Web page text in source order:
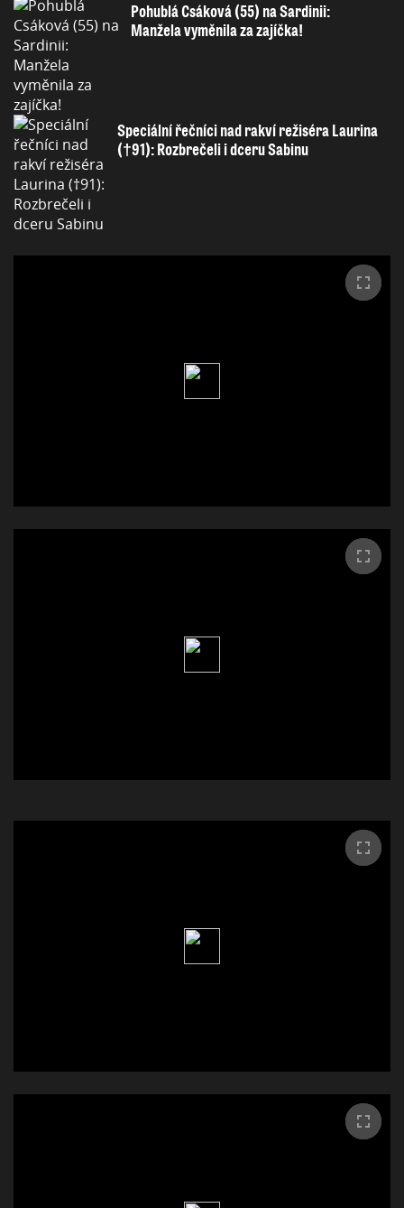
Pohublá Csáková (55) na Sardinii:
Manžela vyměnila za zajíčka!
Speciální řečníci nad rakví režiséra Laurina
(†91): Rozbrečeli i dceru Sabinu